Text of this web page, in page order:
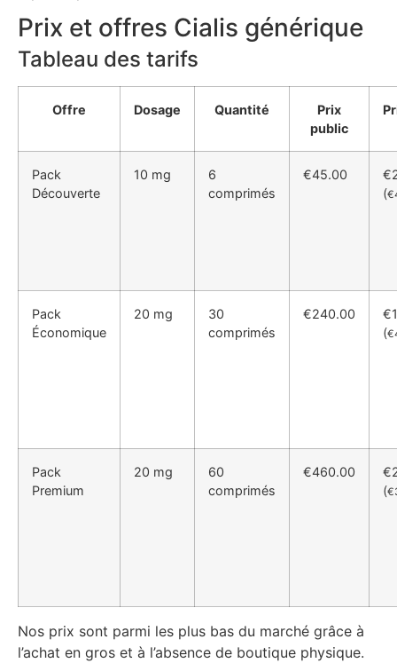
Prix et offres Cialis générique
Tableau des tarifs
Offre Dosage Quantité
Prix
public
Pack
Découverte
10 mg
6
comprimés
€45.00
(
Pack
Économique
20 mg
30
comprimés
€240.00
(
Pack
Premium
20 mg
60
comprimés
€460.00
(
Nos prix sont parmi les plus bas du marché grâce à
l’achat en gros et à l’absence de boutique physique.